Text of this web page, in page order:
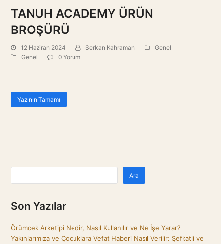
TANUH ACADEMY ÜRÜN
BROŞÜRÜ
12 Haziran 2024 Serkan Kahraman
Genel
Genel
0 Yorum
Yazının Tamamı
Ara
Son Yazılar
Örümcek Arketipi Nedir, Nasıl Kullanılır ve Ne İşe Yarar?
Yakınlarımıza ve Çocuklara Vefat Haberi Nasıl Verilir: Şefkatli ve